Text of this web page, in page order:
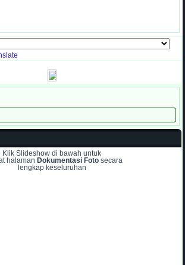
Klik Slideshow di bawah untuk
halaman Dokumentasi Foto secara
lengkap keseluruhan